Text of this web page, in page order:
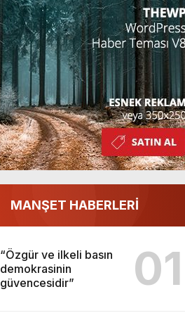
MANŞET HABERLERİ
“Özgür ve ilkeli basın
demokrasinin
güvencesidir”
01